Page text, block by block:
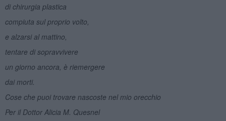
di chirurgia plastica
compiuta sul proprio volto,
e alzarsi al mattino,
tentare di sopravvivere
un giorno ancora, è riemergere
dai morti.
Cose che puoi trovare nascoste nel mio orecchio
Per il Dottor Alicia M. Quesnel